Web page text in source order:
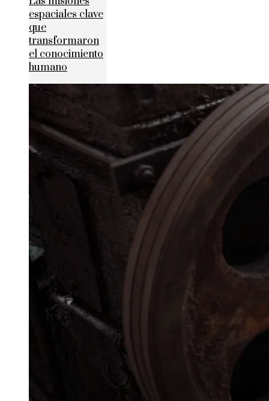
espaciales clave
que
transformaron
el conocimiento
humano